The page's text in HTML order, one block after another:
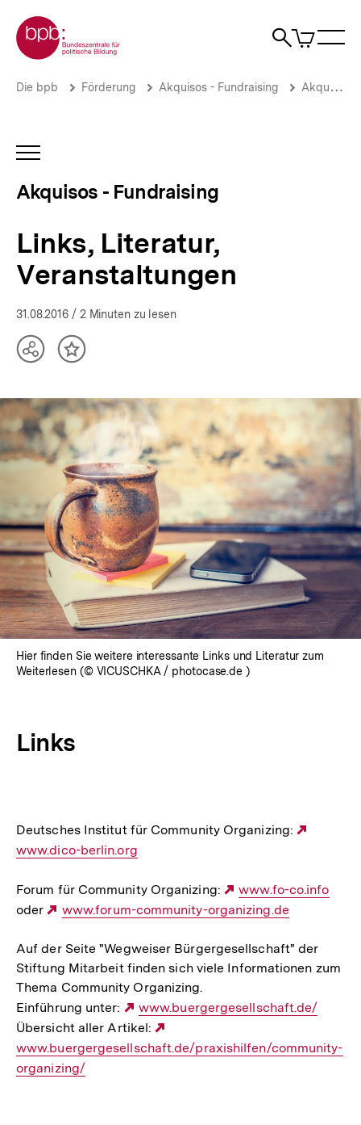
zum
Seiteninhalt
springen
Zur Startseite der bpb
Suche
Artikel
im
Links,
Fördermittel
und
Fundraising
für
Bildung
bpb.de
Brotkrümelnavigation
Pfadnavigation
Die bpb Förderung Akquisos - Fundraising Akquisos Wissen
INHALTSNAVIGATION
Akquisos - Fundraising
Links, Literatur,
Veranstaltungen
31.08.2016 / 2 Minuten zu lesen
TeilenInhalt
Hier finden Sie weitere interessante Links und Literatur zum
Weiterlesen (© VICUSCHKA / photocase.de )
Links
Deutsches Institut für Community Organizing:
www.dico-berlin.org
Forum für Community Organizing:
Externer
Link:
www.fo-co.info
oder
Externer
www.forum-community-organizing.de
Auf der Seite "Wegweiser Bürgergesellschaft" der
Stiftung Mitarbeit finden sich viele Informationen zum
Thema Community Organizing.
Einführung unter:
Externer
Link:
www.buergergesellschaft.de/
Übersicht aller Artikel:
Link:
www.buergergesellschaft.de/praxishilfen/community-
organizing/